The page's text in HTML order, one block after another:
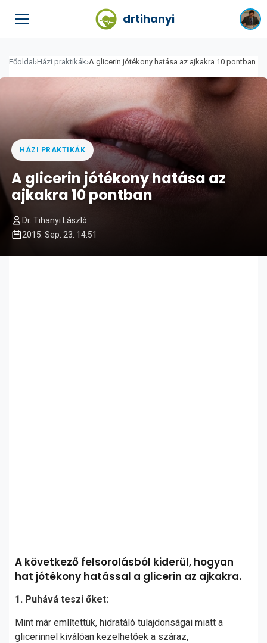
drtihanyi
Főoldal ›Házi praktikák›A glicerin jótékony hatása az ajkakra 10 pontban
HÁZI PRAKTIKÁK
A glicerin jótékony hatása az
ajkakra 10 pontban
Dr. Tihanyi László
2015. Sep. 23. 14:51
A következő felsorolásból kiderül, hogyan
hat jótékony hatással a glicerin az ajkakra.
1. Puhává teszi őket:
Mint már említettük, hidratáló tulajdonságai miatt a
glicerinnel kiválóan kezelhetőek a száraz,